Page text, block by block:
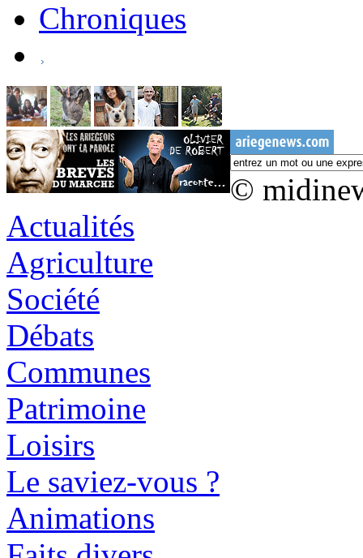
Chroniques
©
Actualités
Agriculture
Société
Débats
Communes
Patrimoine
Loisirs
Le saviez-vous ?
Animations